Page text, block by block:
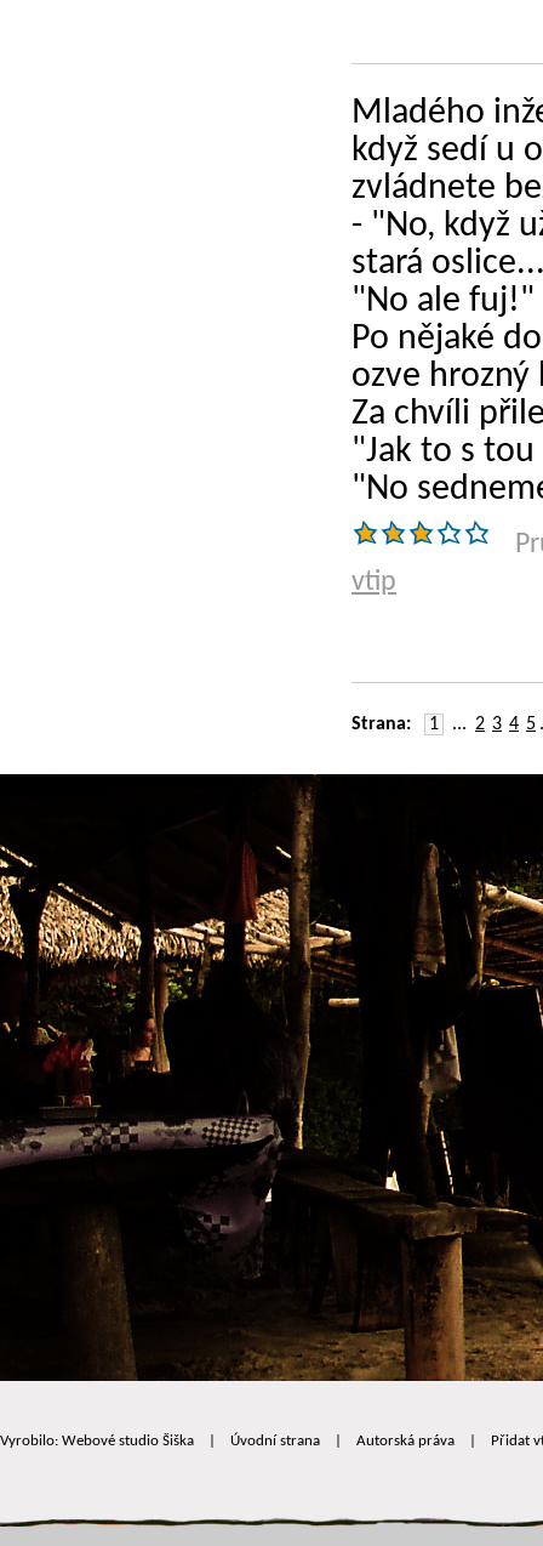
Mladého
když sedí u
zvládnete
- "No, když
stará
"No ale fuj!"
Po nějaké
ozve hrozný
Za chvíli
"Jak to s
"No
vtip
Strana: 1 ... 2 3 4 5
Vyrobilo: Webové studio Šiška Úvodní strana Autorská práva Přidat